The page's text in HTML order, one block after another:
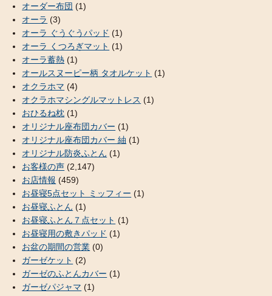
オーダー布団 (1)
オーラ (3)
オーラ ぐうぐうパッド (1)
オーラ くつろぎマット (1)
オーラ蓄熱 (1)
オールスヌーピー柄 タオルケット (1)
オクラホマ (4)
オクラホマシングルマットレス (1)
おひるね枕 (1)
オリジナル座布団カバー (1)
オリジナル座布団カバー 紬 (1)
オリジナル防炎ふとん (1)
お客様の声 (2,147)
お店情報 (459)
お昼寝5点セット ミッフィー (1)
お昼寝ふとん (1)
お昼寝ふとん７点セット (1)
お昼寝用の敷きパッド (1)
お盆の期間の営業 (0)
ガーゼケット (2)
ガーゼのふとんカバー (1)
ガーゼパジャマ (1)